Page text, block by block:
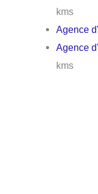
kms
Agence
Agence
kms